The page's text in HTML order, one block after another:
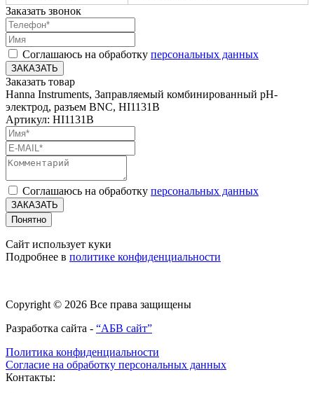
Заказать звонок
Соглашаюсь на обработку персональных данных
ЗАКАЗАТЬ
Заказать товар
Hanna Instruments, Заправляемый комбинированный pH-
электрод, разъем BNC, HI1131B
Артикул: HI1131B
Соглашаюсь на обработку персональных данных
ЗАКАЗАТЬ
Понятно
Сайт использует куки
Подробнее в политике конфиденциальности
Copyright © 2026 Все права защищены
Разработка сайта - “АБВ сайт”
Политика конфиденциальности
Согласие на обработку персональных данных
Контакты: